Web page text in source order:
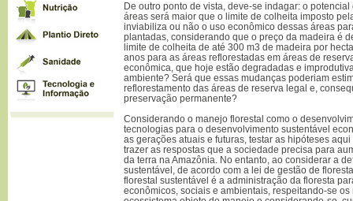
De outro ponto de vista, deve-se indagar: o
áreas será maior que o limite de colheita imposto
inviabiliza ou não o uso econômico dessas áreas
plantadas, considerando que o preço da madeira é
limite de colheita de até 300 m3 de madeira por
anos para as áreas reflorestadas em áreas de
econômica, que hoje estão degradadas e
ambiente? Será que essas mudanças poderiam
reflorestamento das áreas de reserva legal e,
preservação permanente?
Considerando o manejo florestal como o
tecnologias para o desenvolvimento sustentável
as gerações atuais e futuras, testar as hipóteses
trazer as respostas que a sociedade precisa para
da terra na Amazônia. No entanto, ao considerar a
sustentável, de acordo com a lei de gestão de
florestal sustentável é a administração da floresta
econômicos, sociais e ambientais, respeitando-se